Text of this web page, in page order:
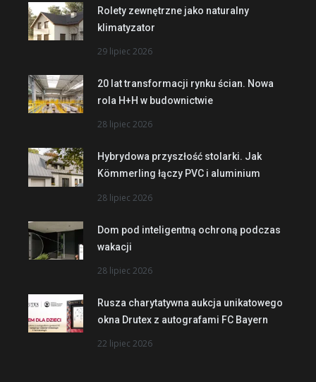
Rolety zewnętrzne jako naturalny
klimatyzator
29 lipiec 2026
20 lat transformacji rynku ścian. Nowa
rola H+H w budownictwie
28 lipiec 2026
Hybrydowa przyszłość stolarki. Jak
Kömmerling łączy PVC i aluminium
28 lipiec 2026
Dom pod inteligentną ochroną podczas
wakacji
28 lipiec 2026
Rusza charytatywna aukcja unikatowego
okna Drutex z autografami FC Bayern
22 lipiec 2026